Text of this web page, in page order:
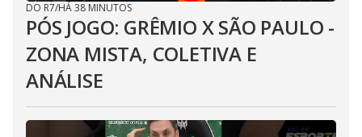
DO R7/HÁ 38 MINUTOS
PÓS JOGO: GRÊMIO X SÃO PAULO -
ZONA MISTA, COLETIVA E
ANÁLISE